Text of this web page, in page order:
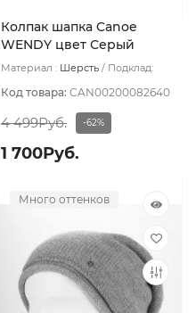
Колпак шапка Canoe
WENDY цвет Серый
светлый/белый
Материал : Шерсть
Подклад:
Код товара: CAN00200082640
4 499Руб. -62%
1 700Руб.
Много оттенков